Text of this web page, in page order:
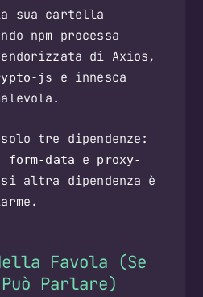
sua cartella
npm processa
di Axios,
js
e innesca
tre dipendenze:
form-data e
proxy-
altra dipendenza è
Favola (Se
Parlare)